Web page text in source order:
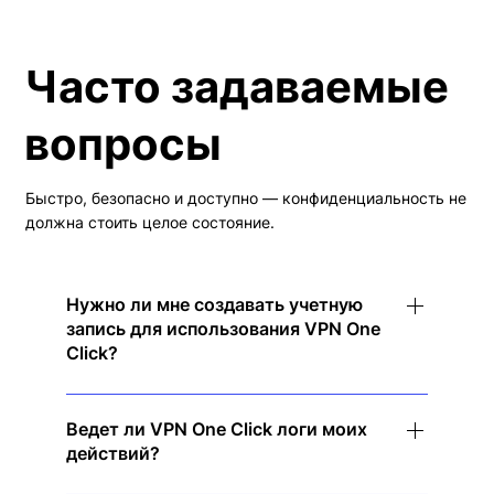
Часто задаваемые
вопросы
Быстро, безопасно и доступно — конфиденциальность не
должна стоить целое состояние.
Нужно ли мне создавать учетную
запись для использования VPN One
Click?
Нет! Просто загрузите приложение, коснитесь
для подключения и наслаждайтесь
мгновенной конфиденциальностью —
Ведет ли VPN One Click логи моих
действий?